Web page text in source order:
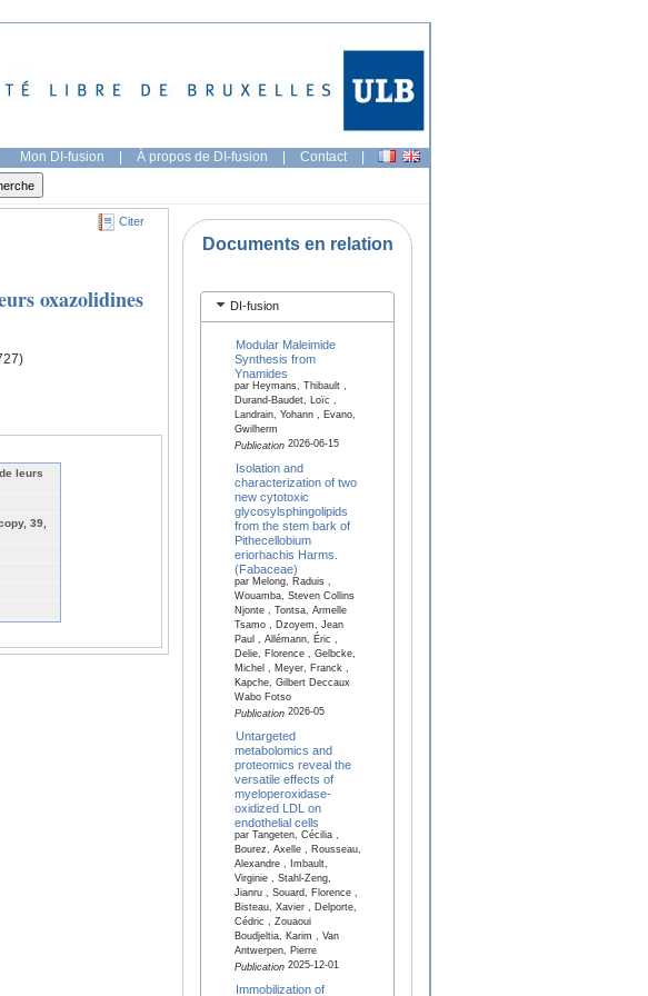
Mon DI-fusion | À propos de DI-fusion | Contact |
Citer
oxazolidines
leurs
39,
Documents en relation
DI-fusion
Modular Maleimide
Synthesis from
Ynamides
par Heymans, Thibault ,
Durand-Baudet, Loïc ,
Landrain, Yohann , Evano,
Gwilherm
Publication2026-06-15
Isolation and
characterization of two
new cytotoxic
glycosylsphingolipids
from the stem bark of
Pithecellobium
eriorhachis Harms.
(Fabaceae)
par Melong, Raduis ,
Wouamba, Steven Collins
Njonte , Tontsa, Armelle
Tsamo , Dzoyem, Jean
Paul , Allémann, Éric ,
Delie, Florence , Gelbcke,
Michel , Meyer, Franck ,
Kapche, Gilbert Deccaux
Wabo Fotso
Publication2026-05
Untargeted
metabolomics and
proteomics reveal the
versatile effects of
myeloperoxidase-
oxidized LDL on
endothelial cells
par Tangeten, Cécilia ,
Bourez, Axelle , Rousseau,
Alexandre , Imbault,
Virginie , Stahl-Zeng,
Jianru , Souard, Florence ,
Bisteau, Xavier , Delporte,
Cédric , Zouaoui
Boudjeltia, Karim , Van
Antwerpen, Pierre
Publication2025-12-01
Immobilization of